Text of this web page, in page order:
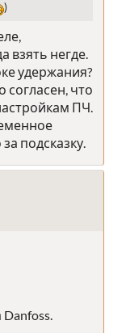
)
взять негде.
удержания?
согласен, что
ПЧ.
подсказку.